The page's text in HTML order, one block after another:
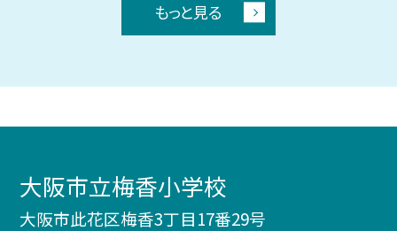
もっと見る
大阪市立梅香小学校
大阪市此花区梅香3丁目17番29号